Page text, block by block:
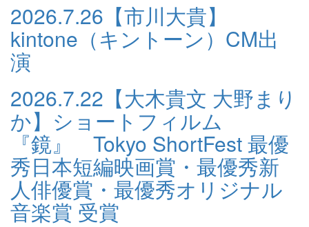
2026.7.26 【市川大貴】
kintone（キントーン）CM出
演
2026.7.22 【大木貴文 大野まり
か】ショートフィルム
『鏡』 Tokyo ShortFest 最優
秀日本短編映画賞・最優秀新
人俳優賞・最優秀オリジナル
音楽賞 受賞